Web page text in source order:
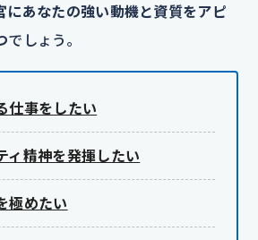
にあなたの強い動機と資質をアピ
でしょう。
仕事をしたい
ィ精神を発揮したい
極めたい